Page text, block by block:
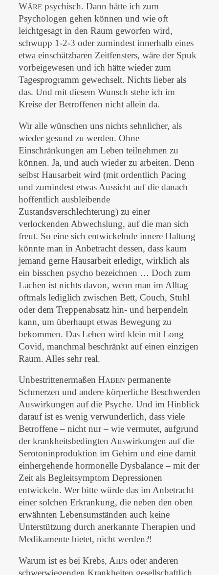
WÄRE psychisch. Dann hätte ich zum
Psychologen gehen können und wie oft
leichtgesagt in den Raum geworfen wird,
schwupp 1-2-3 oder zumindest innerhalb eines
etwa einschätzbaren Zeitfensters, wäre der Spuk
vorbeigewesen und ich hätte wieder zum
Tagesprogramm gewechselt. Nichts lieber als
das. Und mit diesem Wunsch stehe ich im
Kreise der Betroffenen nicht allein da.
Wir alle wünschen uns nichts sehnlicher, als
wieder gesund zu werden. Ohne
Einschränkungen am Leben teilnehmen zu
können. Ja, und auch wieder zu arbeiten. Denn
selbst Hausarbeit wird (mit ordentlich Pacing
und zumindest etwas Aussicht auf die danach
hoffentlich ausbleibende
Zustandsverschlechterung) zu einer
verlockenden Abwechslung, auf die man sich
freut. So eine sich entwickelnde innere Haltung
könnte man in Anbetracht dessen, dass kaum
jemand gerne Hausarbeit erledigt, wirklich als
ein bisschen psycho bezeichnen … Doch zum
Lachen ist nichts davon, wenn man im Alltag
oftmals lediglich zwischen Bett, Couch, Stuhl
oder dem Treppenabsatz hin- und herpendeln
kann, um überhaupt etwas Bewegung zu
bekommen. Das Leben wird klein mit Long
Covid, manchmal beschränkt auf einen einzigen
Raum. Alles sehr real.
Unbestrittenermaßen HABEN permanente
Schmerzen und andere körperliche Beschwerden
Auswirkungen auf die Psyche. Und im Hinblick
darauf ist es wenig verwunderlich, dass viele
Betroffene – nicht nur – wie vermutet, aufgrund
der krankheitsbedingten Auswirkungen auf die
Serotoninproduktion im Gehirn und eine damit
einhergehende hormonelle Dysbalance – mit der
Zeit als Begleitsymptom Depressionen
entwickeln. Wer bitte würde das im Anbetracht
einer solchen Erkrankung, die neben den oben
erwähnten Lebensumständen auch keine
Unterstützung durch anerkannte Therapien und
Medikamente bietet, nicht werden?!
Warum ist es bei Krebs, AIDS oder anderen
schwerwiegenden Krankheiten gesellschaftlich